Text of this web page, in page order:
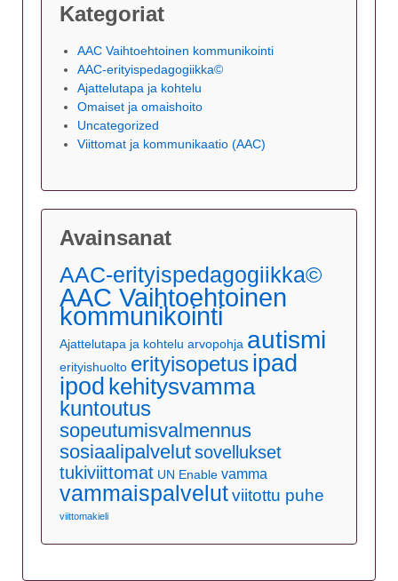
Kategoriat
AAC Vaihtoehtoinen kommunikointi
AAC-erityispedagogiikka©
Ajattelutapa ja kohtelu
Omaiset ja omaishoito
Uncategorized
Viittomat ja kommunikaatio (AAC)
Avainsanat
AAC-erityispedagogiikka©
AAC Vaihtoehtoinen
kommunikointi
Ajattelutapa ja kohtelu arvopohja autismi
erityishuolto erityisopetusipad
ipod kehitysvamma
kuntoutus
sopeutumisvalmennus
sosiaalipalvelutsovellukset
tukiviittomat UN Enable vamma
vammaispalvelutviitottu puhe
viittomakieli